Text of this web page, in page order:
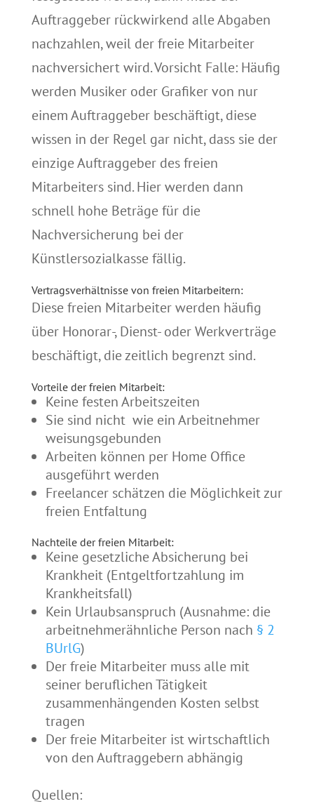
Auftraggeber rückwirkend alle Abgaben
nachzahlen, weil der freie Mitarbeiter
nachversichert wird. Vorsicht Falle: Häufig
werden Musiker oder Grafiker von nur
einem Auftraggeber beschäftigt, diese
wissen in der Regel gar nicht, dass sie der
einzige Auftraggeber des freien
Mitarbeiters sind. Hier werden dann
schnell hohe Beträge für die
Nachversicherung bei der
Künstlersozialkasse fällig.
Vertragsverhältnisse von freien Mitarbeitern:
Diese freien Mitarbeiter werden häufig
über Honorar-, Dienst- oder Werkverträge
beschäftigt, die zeitlich begrenzt sind.
Vorteile der freien Mitarbeit:
Keine festen Arbeitszeiten
Sie sind nicht wie ein Arbeitnehmer
weisungsgebunden
Arbeiten können per Home Office
ausgeführt werden
Freelancer schätzen die Möglichkeit zur
freien Entfaltung
Nachteile der freien Mitarbeit:
Keine gesetzliche Absicherung bei
Krankheit (Entgeltfortzahlung im
Krankheitsfall)
Kein Urlaubsanspruch (Ausnahme: die
arbeitnehmerähnliche Person nach § 2
BUrlG)
Der freie Mitarbeiter muss alle mit
seiner beruflichen Tätigkeit
zusammenhängenden Kosten selbst
tragen
Der freie Mitarbeiter ist wirtschaftlich
von den Auftraggebern abhängig
Quellen: